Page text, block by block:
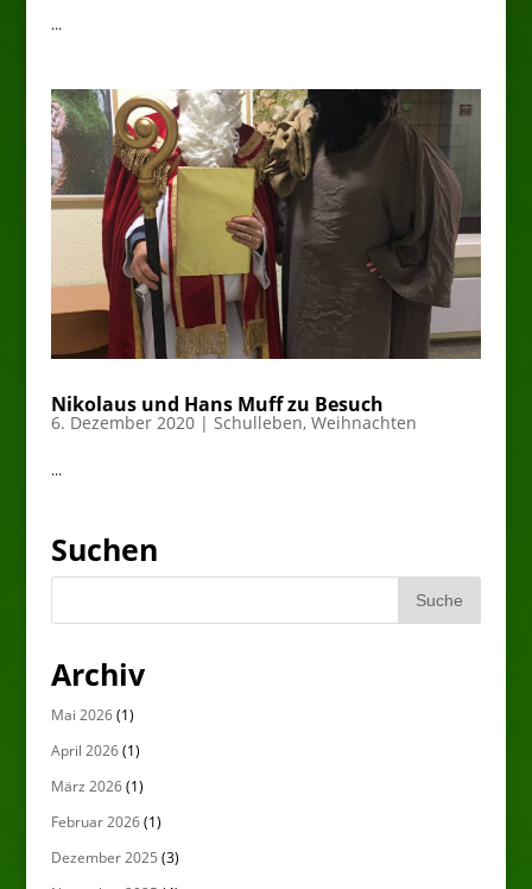
...
Nikolaus und Hans Muff zu Besuch
6. Dezember 2020| Schulleben, Weihnachten
...
Suchen
Archiv
Mai 2026(1)
April 2026(1)
März 2026(1)
Februar 2026(1)
Dezember 2025 (3)